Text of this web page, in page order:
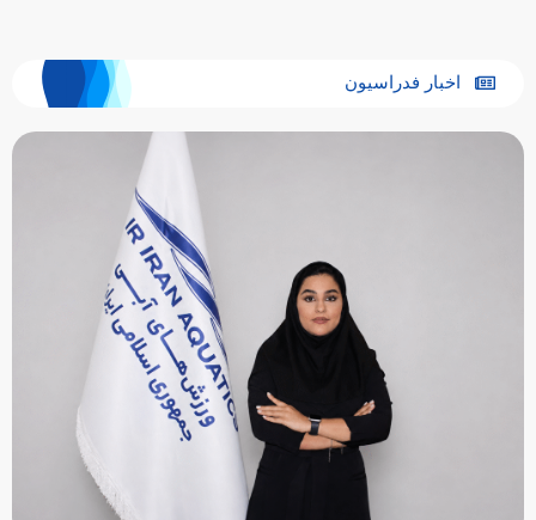
اخبار فدراسیون